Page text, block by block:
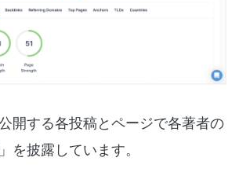
開する各投稿とページで各著者の
を披露しています。